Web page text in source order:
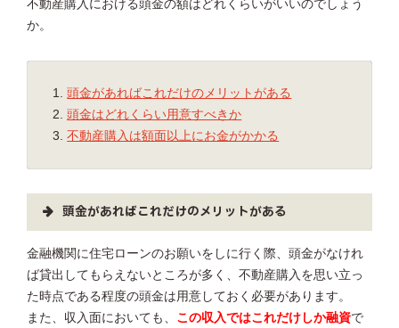
不動産購入における頭金の額はどれくらいがいいのでしょう
か。
頭金があればこれだけのメリットがある
頭金はどれくらい用意すべきか
不動産購入は額面以上にお金がかかる
頭金があればこれだけのメリットがある
金融機関に住宅ローンのお願いをしに行く際、頭金がなけれ
ば貸出してもらえないところが多く、不動産購入を思い立っ
た時点である程度の頭金は用意しておく必要があります。
また、収入面においても、 この収入ではこれだけしか融資で